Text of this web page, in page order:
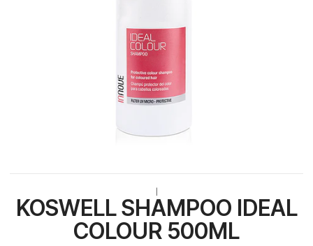
KOSWELL SHAMPOO IDEAL
COLOUR 500ML